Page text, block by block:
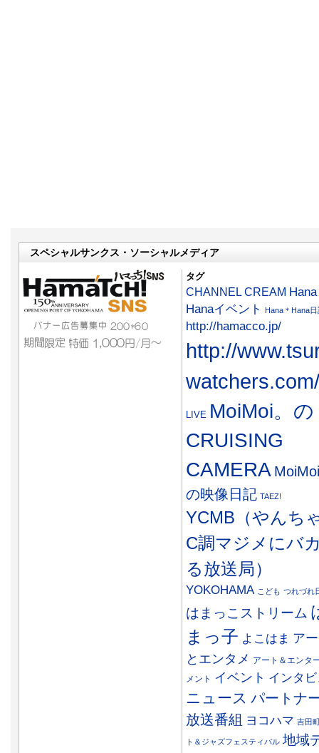
スペシャルサンクス・ソーシャルメディア
タグ
CHANNEL CREAM
Hanaイベント
Hana＊Hana日
http://hamacco.jp/
http://
watchers.com/
LIVE MoiMoi。の
CRUISING
CAMERA
の映像日記 TAEZ!
YCMB（やんち
C調マジメにバ
る放送局）
YOKOHAMA こども つれづれ
はまっこストリーム
まっ子 よこはま ア
とエンタメ アート＆エンタ
メント
イベント インタ
ニュース パートナ
放送番組 ヨコハマ 吉田
ト＆ジャズフェスティバル 地域